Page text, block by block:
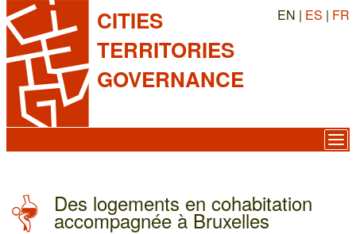
CITIES
TERRITORIES
GOVERNANCE
EN | ES | FR
Des logements en cohabitation
accompagnée à Bruxelles